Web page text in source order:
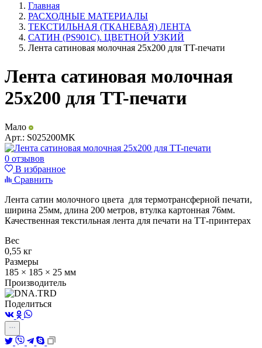
Главная
РАСХОДНЫЕ МАТЕРИАЛЫ
ТЕКСТИЛЬНАЯ (ТКАНЕВАЯ) ЛЕНТА
САТИН (PS901C). ЦВЕТНОЙ УЗКИЙ
Лента сатиновая молочная 25х200 для TT-печати
Лента сатиновая молочная
25х200 для TT-печати
Мало
Арт.: S025200MK
0 отзывов
В избранное
Сравнить
Лента сатин молочного цвета для термотрансферной печати,
ширина 25мм, длина 200 метров, втулка картонная 76мм.
Качественная текстильная лента для печати на ТТ-принтерах
Вес
0,55 кг
Размеры
185 × 185 × 25 мм
Производитель
Поделиться